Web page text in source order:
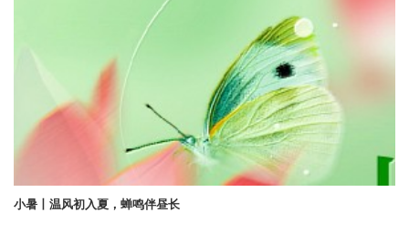
小暑丨温风初入夏，蝉鸣伴昼长